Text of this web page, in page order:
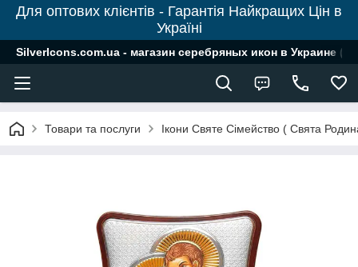
Для оптових клієнтів - Гарантія Найкращих Цін в
Україні
SilverIcons.com.ua - магазин серебряных икон в Украине (
Товари та послуги Ікони Святе Сімейство ( Свята